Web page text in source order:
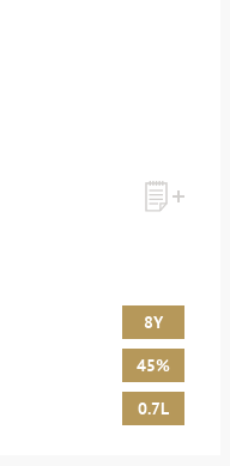
8Y
45%
0.7L